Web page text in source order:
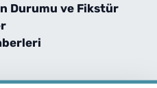
Durumu ve Fikstür